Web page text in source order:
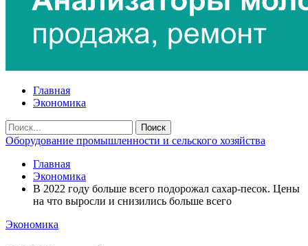
Главная
Экономика
Оборудование промышленности и сельского хозяйства
Главная
Экономика
В 2022 году больше всего подорожал сахар-песок. Цены
на что выросли и снизились больше всего
Экономика